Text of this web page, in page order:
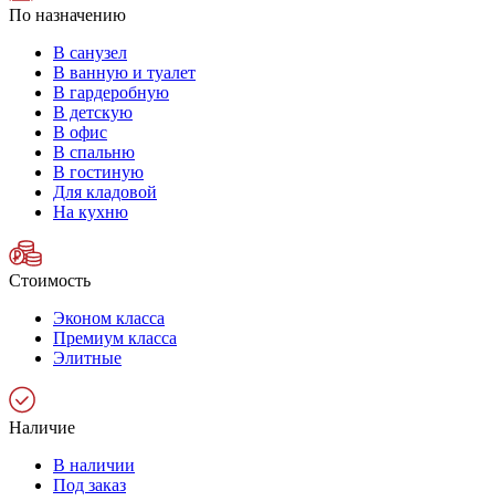
По назначению
В санузел
В ванную и туалет
В гардеробную
В детскую
В офис
В спальню
В гостиную
Для кладовой
На кухню
Стоимость
Эконом класса
Премиум класса
Элитные
Наличие
В наличии
Под заказ